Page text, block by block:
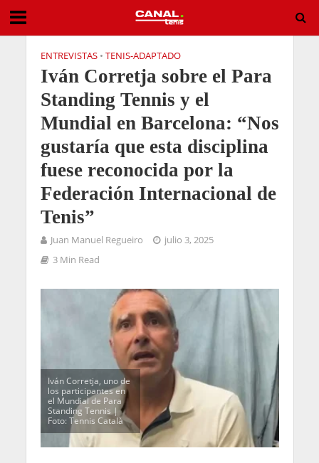
ENTREVISTAS • TENIS-ADAPTADO
Iván Corretja sobre el Para
Standing Tennis y el
Mundial en Barcelona: “Nos
gustaría que esta disciplina
fuese reconocida por la
Federación Internacional de
Tenis”
Juan Manuel Regueiro
julio 3, 2025
3 Min Read
Iván Corretja, uno de
los participantes en
el Mundial de Para
Standing Tennis |
Foto: Tennis Català